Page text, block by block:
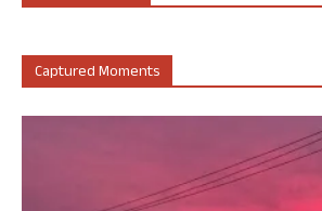
Captured Moments